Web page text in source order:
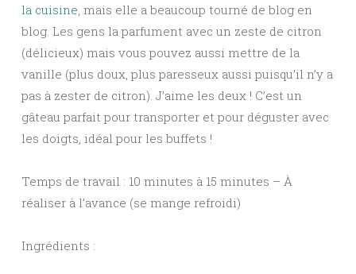
la cuisine , mais elle a beaucoup tourné de blog en
blog. Les gens la parfument avec un zeste de citron
(délicieux) mais vous pouvez aussi mettre de la
vanille (plus doux, plus paresseux aussi puisqu’il n’y a
pas à zester de citron). J’aime les deux ! C’est un
gâteau parfait pour transporter et pour déguster avec
les doigts, idéal pour les buffets !
Temps de travail : 10 minutes à 15 minutes – À
réaliser à l’avance (se mange refroidi)
Ingrédients :